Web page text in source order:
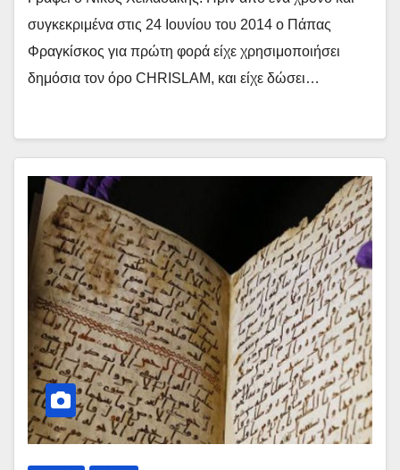
συγκεκριμένα στις 24 Ιουνίου του 2014 ο Πάπας
Φραγκίσκος για πρώτη φορά είχε χρησιμοποιήσει
δημόσια τον όρο CHRISLAM, και είχε δώσει…